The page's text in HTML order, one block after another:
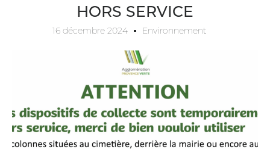
HORS SERVICE
16 décembre 2024 Environnement